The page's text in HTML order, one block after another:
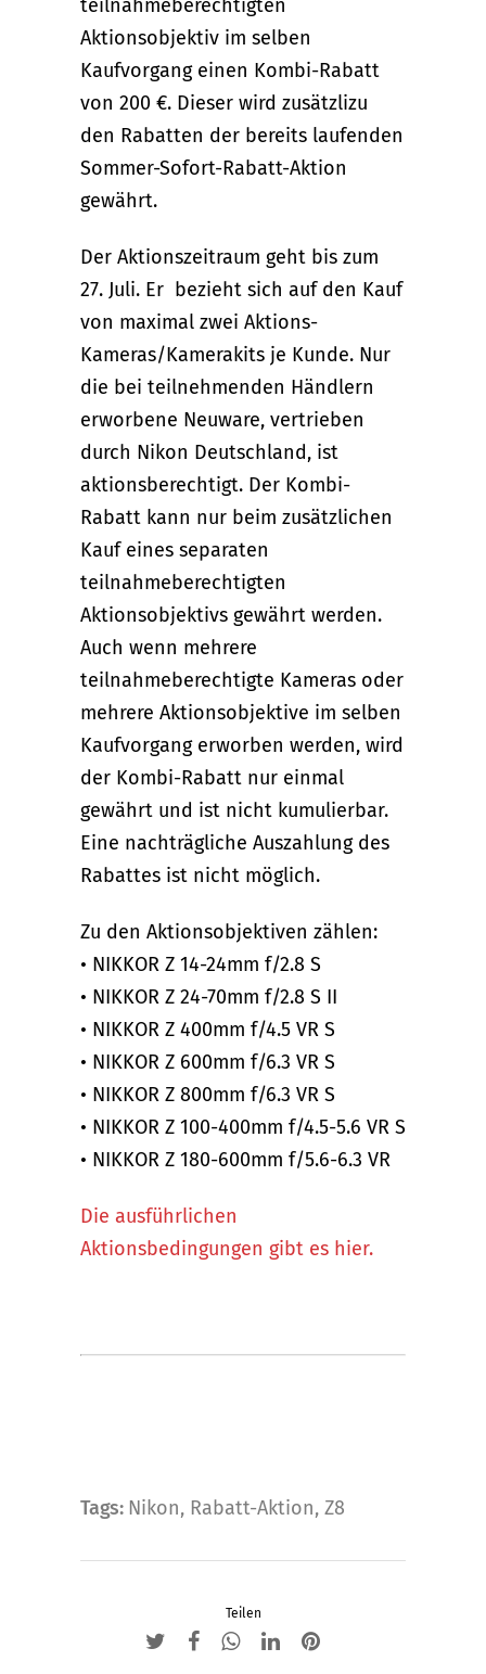
teilnahmeberechtigten
Aktionsobjektiv im selben
Kaufvorgang einen Kombi-Rabatt
von 200 €. Dieser wird zusätzlizu
den Rabatten der bereits laufenden
Sommer-Sofort-Rabatt-Aktion
gewährt.
Der Aktionszeitraum geht bis zum
27. Juli. Er bezieht sich auf den Kauf
von maximal zwei Aktions-
Kameras/Kamerakits je Kunde. Nur
die bei teilnehmenden Händlern
erworbene Neuware, vertrieben
durch Nikon Deutschland, ist
aktionsberechtigt. Der Kombi-
Rabatt kann nur beim zusätzlichen
Kauf eines separaten
teilnahmeberechtigten
Aktionsobjektivs gewährt werden.
Auch wenn mehrere
teilnahmeberechtigte Kameras oder
mehrere Aktionsobjektive im selben
Kaufvorgang erworben werden, wird
der Kombi-Rabatt nur einmal
gewährt und ist nicht kumulierbar.
Eine nachträgliche Auszahlung des
Rabattes ist nicht möglich.
Zu den Aktionsobjektiven zählen:
• NIKKOR Z 14-24mm f/2.8 S
• NIKKOR Z 24-70mm f/2.8 S II
• NIKKOR Z 400mm f/4.5 VR S
• NIKKOR Z 600mm f/6.3 VR S
• NIKKOR Z 800mm f/6.3 VR S
• NIKKOR Z 100-400mm f/4.5-5.6 VR S
• NIKKOR Z 180-600mm f/5.6-6.3 VR
Die ausführlichen
Aktionsbedingungen gibt es hier.
Tags: Nikon, Rabatt-Aktion, Z8
Teilen